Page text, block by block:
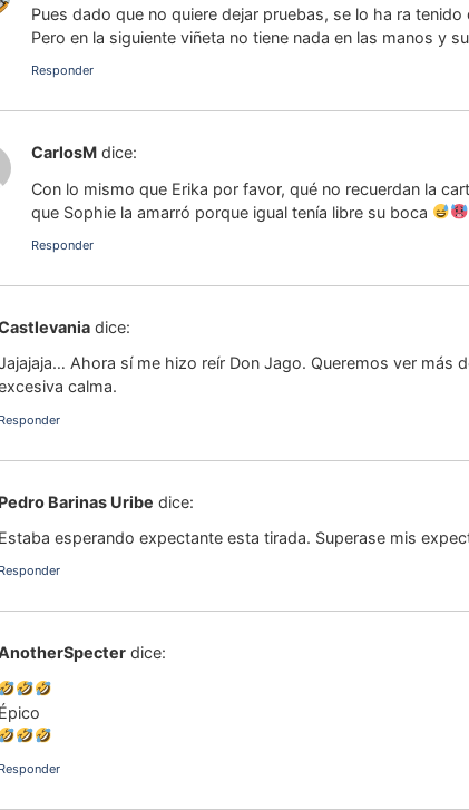
Pues dado que no quiere dejar pruebas, se lo ha ra tenido
Pero en la siguiente viñeta no tiene nada en las manos y
Responder
CarlosM dice:
Con lo mismo que Erika por favor, qué no recuerdan la
que Sophie la amarró porque igual tenía libre su boca
Responder
dice:
Ahora sí me hizo reír Don Jago. Queremos ver más
calma.
Barinas Uribe dice:
esperando expectante esta tirada. Superase mis
dice: